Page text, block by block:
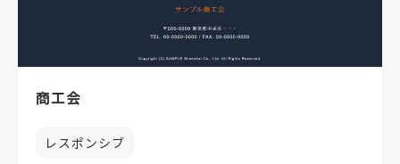
商工会
レスポンシブ